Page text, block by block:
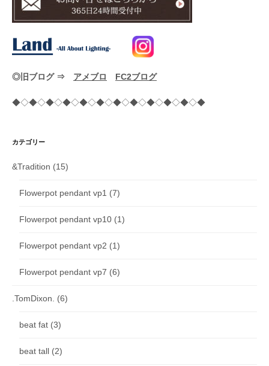
◎旧ブログ ⇒ アメブロ FC2ブログ
◆◇◆◇◆◇◆◇◆◇◆◇◆◇◆◇◆◇◆◇◆◇◆
カテゴリー
&Tradition (15)
Flowerpot pendant vp1 (7)
Flowerpot pendant vp10 (1)
Flowerpot pendant vp2 (1)
Flowerpot pendant vp7 (6)
.TomDixon. (6)
beat fat (3)
beat tall (2)